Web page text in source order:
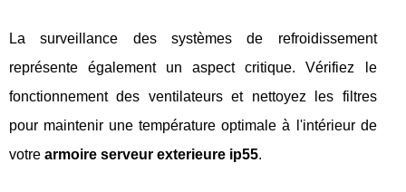
La surveillance des systèmes de refroidissement
représente également un aspect critique. Vérifiez le
fonctionnement des ventilateurs et nettoyez les filtres
pour maintenir une température optimale à l'intérieur de
votre armoire serveur exterieure ip55.